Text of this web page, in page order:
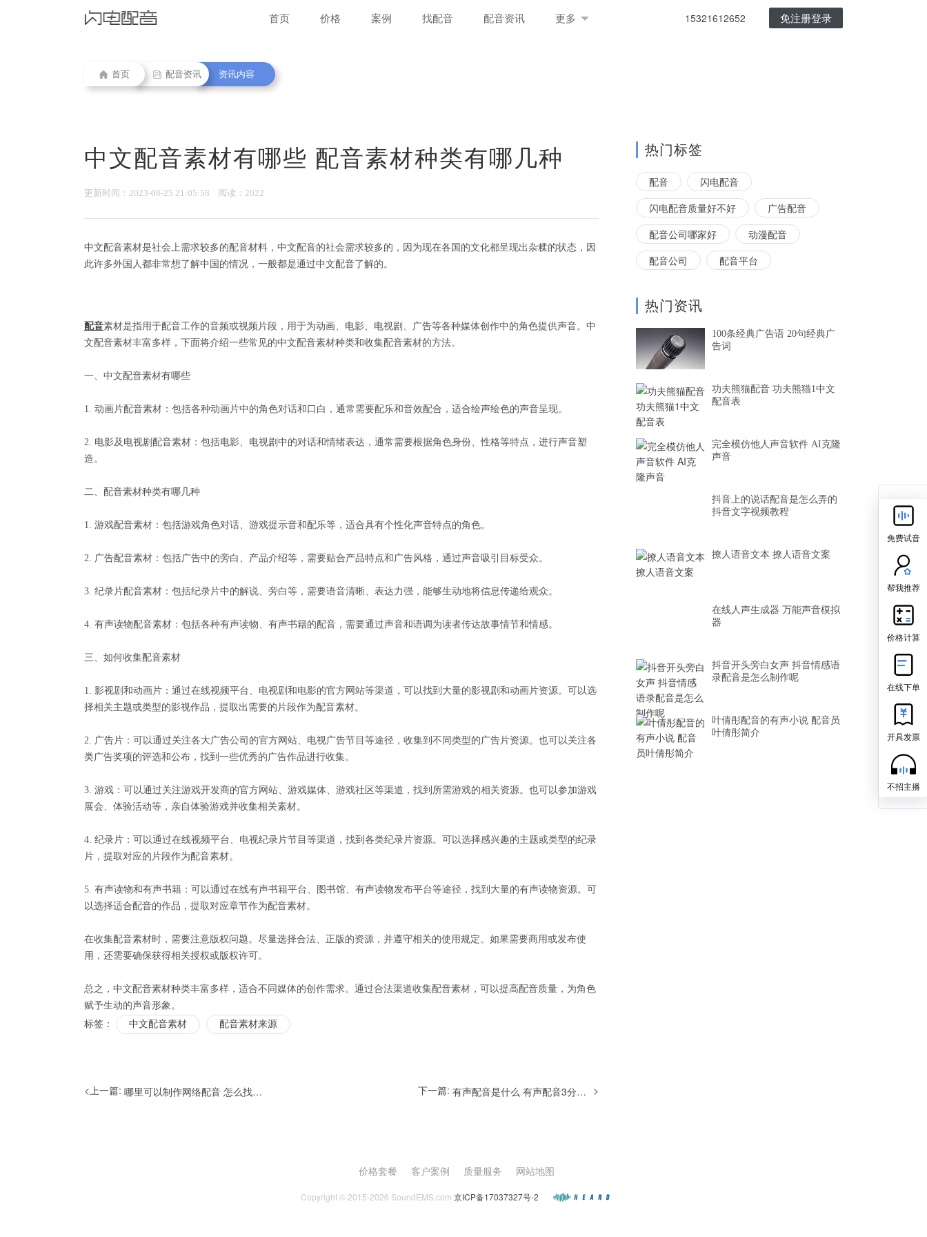
首页 价格 案例 找配音 配音资讯 更多 15321612652 免注册登录
首页 配音资讯 资讯内容
中文配音素材有哪些 配音素材种类有哪几种
更新时间：2023-08-25 21:05:58 阅读：2022
中文配音素材是社会上需求较多的配音材料，中文配音的社会需求较多的，因为现在各国的文化都呈现出杂糅的状态，因
此许多外国人都非常想了解中国的情况，一般都是通过中文配音了解的。
配音素材是指用于配音工作的音频或视频片段，用于为动画、电影、电视剧、广告等各种媒体创作中的角色提供声音。中
文配音素材丰富多样，下面将介绍一些常见的中文配音素材种类和收集配音素材的方法。
一、中文配音素材有哪些
1. 动画片配音素材：包括各种动画片中的角色对话和口白，通常需要配乐和音效配合，适合绘声绘色的声音呈现。
2. 电影及电视剧配音素材：包括电影、电视剧中的对话和情绪表达，通常需要根据角色身份、性格等特点，进行声音塑
造。
二、配音素材种类有哪几种
1. 游戏配音素材：包括游戏角色对话、游戏提示音和配乐等，适合具有个性化声音特点的角色。
2. 广告配音素材：包括广告中的旁白、产品介绍等，需要贴合产品特点和广告风格，通过声音吸引目标受众。
3. 纪录片配音素材：包括纪录片中的解说、旁白等，需要语音清晰、表达力强，能够生动地将信息传递给观众。
4. 有声读物配音素材：包括各种有声读物、有声书籍的配音，需要通过声音和语调为读者传达故事情节和情感。
三、如何收集配音素材
1. 影视剧和动画片：通过在线视频平台、电视剧和电影的官方网站等渠道，可以找到大量的影视剧和动画片资源。可以选
择相关主题或类型的影视作品，提取出需要的片段作为配音素材。
2. 广告片：可以通过关注各大广告公司的官方网站、电视广告节目等途径，收集到不同类型的广告片资源。也可以关注各
类广告奖项的评选和公布，找到一些优秀的广告作品进行收集。
3. 游戏：可以通过关注游戏开发商的官方网站、游戏媒体、游戏社区等渠道，找到所需游戏的相关资源。也可以参加游戏
展会、体验活动等，亲自体验游戏并收集相关素材。
4. 纪录片：可以通过在线视频平台、电视纪录片节目等渠道，找到各类纪录片资源。可以选择感兴趣的主题或类型的纪录
片，提取对应的片段作为配音素材。
5. 有声读物和有声书籍：可以通过在线有声书籍平台、图书馆、有声读物发布平台等途径，找到大量的有声读物资源。可
以选择适合配音的作品，提取对应章节作为配音素材。
在收集配音素材时，需要注意版权问题。尽量选择合法、正版的资源，并遵守相关的使用规定。如果需要商用或发布使
用，还需要确保获得相关授权或版权许可。
总之，中文配音素材种类丰富多样，适合不同媒体的创作需求。通过合法渠道收集配音素材，可以提高配音质量，为角色
赋予生动的声音形象。
标签： 中文配音素材 配音素材来源
<上一篇: 哪里可以制作网络配音 怎么找网络配音工作室 下一篇: 有声配音是什么 有声配音3分钟费用如何 >
热门标签
配音
闪电配音
闪电配音质量好不好
广告配音
配音公司哪家好
动漫配音
配音公司
配音平台
热门资讯
100条经典广告语 20句经典广
告词
功夫熊猫配音 功夫熊猫1中文
配音表
完全模仿他人声音软件 AI克隆
声音
抖音上的说话配音是怎么弄的
抖音文字视频教程
撩人语音文本 撩人语音文案
在线人声生成器 万能声音模拟
器
抖音开头旁白女声 抖音情感语
录配音是怎么制作呢
叶倩彤配音的有声小说 配音员
叶倩彤简介
价格套餐 客户案例 质量服务 网站地图
Copyright © 2015-2026 SoundEMS.com 京ICP备17037327号-2
免费试音
帮我推荐
价格计算
在线下单
开具发票
不招主播